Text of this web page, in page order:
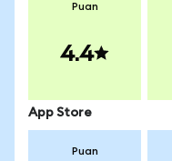
Puan
4.4
App Store
Puan